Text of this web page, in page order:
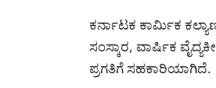
ಕರ್ನಾಟಕ ಕಾರ್ಮಿಕ
ಸಂಸ್ಕಾರ, ವಾರ್ಷಿಕ
ಪ್ರಗತಿಗೆ ಸಹಕಾರಿಯಾಗಿದೆ.